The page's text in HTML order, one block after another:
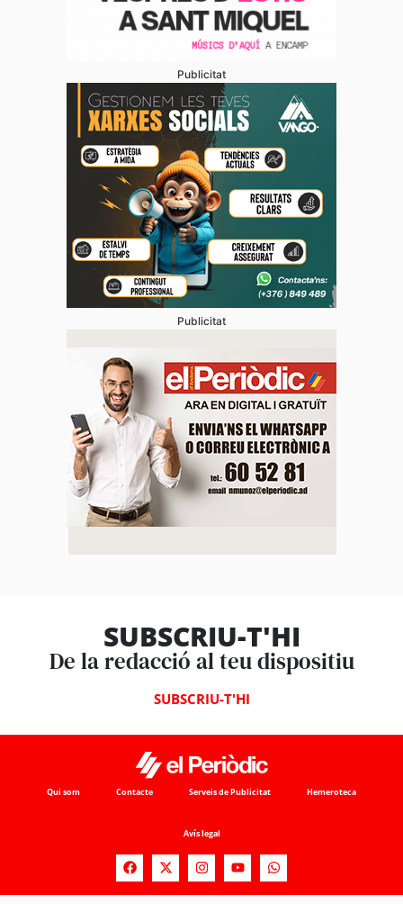
Publicitat
Publicitat
SUBSCRIU-T'HI
De la redacció al teu dispositiu
SUBSCRIU-T'HI
Qui som Contacte Serveis de Publicitat Hemeroteca
Avís legal